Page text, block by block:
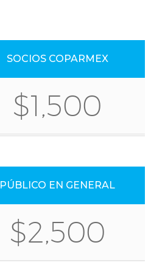
SOCIOS COPARMEX
$1,500
PÚBLICO EN GENERAL
$2,500